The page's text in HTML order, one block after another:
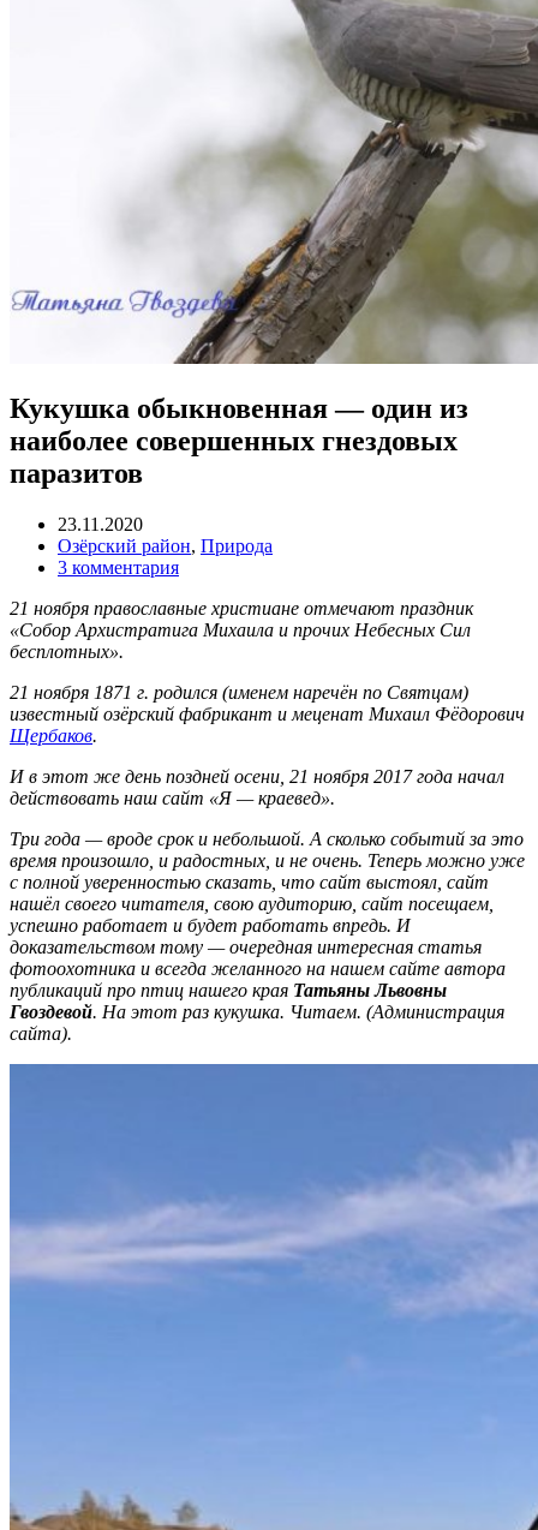
Кукушка обыкновенная — один из
наиболее совершенных гнездовых
паразитов
23.11.2020
Озёрский район, Природа
3 комментария
21 ноября православные христиане отмечают праздник
«Собор Архистратига Михаила и прочих Небесных Сил
бесплотных».
21 ноября 1871 г. родился (именем наречён по Святцам)
известный озёрский фабрикант и меценат Михаил Фёдорович
Щербаков.
И в этот же день поздней осени, 21 ноября 2017 года начал
действовать наш сайт «Я — краевед».
Три года — вроде срок и небольшой. А сколько событий за это
время произошло, и радостных, и не очень. Теперь можно уже
с полной уверенностью сказать, что сайт выстоял, сайт
нашёл своего читателя, свою аудиторию, сайт посещаем,
успешно работает и будет работать впредь. И
доказательством тому — очередная интересная статья
фотоохотника и всегда желанного на нашем сайте автора
публикаций про птиц нашего края Татьяны Львовны
Гвоздевой. На этот раз кукушка. Читаем. (Администрация
сайта).